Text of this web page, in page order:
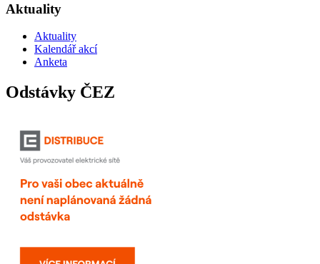
Aktuality
Aktuality
Kalendář akcí
Anketa
Odstávky ČEZ